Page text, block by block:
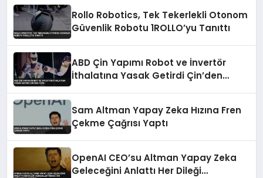
Rollo Robotics, Tek Tekerlekli Otonom
Güvenlik Robotu 1ROLLO’yu Tanıttı
ABD Çin Yapımı Robot ve İnvertör
İthalatına Yasak Getirdi Çin’den
Sam Altman Yapay Zeka Hızına Fren
Çekme Çağrısı Yaptı
OpenAI CEO’su Altman Yapay Zeka
Geleceğini Anlattı Her Dileği